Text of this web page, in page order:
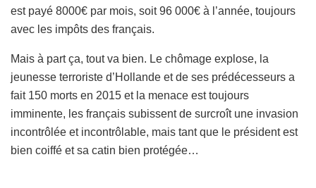
est payé 8000€ par mois, soit 96 000€ à l’année, toujours
avec les impôts des français.
Mais à part ça, tout va bien. Le chômage explose, la
jeunesse terroriste d’Hollande et de ses prédécesseurs a
fait 150 morts en 2015 et la menace est toujours
imminente, les français subissent de surcroît une invasion
incontrôlée et incontrôlable, mais tant que le président est
bien coiffé et sa catin bien protégée…